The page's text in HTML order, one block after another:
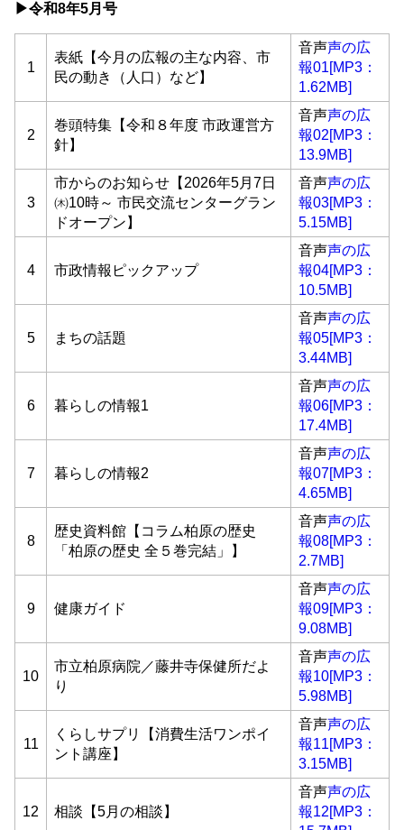
▶令和8年5月号
1
表紙【今月の広報の主な内容、市
民の動き（人口）など】
音声声の広
報01[MP3：
1.62MB]
2
巻頭特集【令和８年度 市政運営方
針】
音声声の広
報02[MP3：
13.9MB]
3
市からのお知らせ【2026年5月7日
㈭10時～ 市民交流センターグラン
ドオープン】
音声声の広
報03[MP3：
5.15MB]
4 市政情報ピックアップ
音声声の広
報04[MP3：
10.5MB]
5 まちの話題
音声声の広
報05[MP3：
3.44MB]
6 暮らしの情報1
音声声の広
報06[MP3：
17.4MB]
7 暮らしの情報2
音声声の広
報07[MP3：
4.65MB]
8
歴史資料館【コラム柏原の歴史
「柏原の歴史 全５巻完結」】
音声声の広
報08[MP3：
2.7MB]
9 健康ガイド
音声声の広
報09[MP3：
9.08MB]
10
市立柏原病院／藤井寺保健所だよ
り
音声声の広
報10[MP3：
5.98MB]
11
くらしサプリ【消費生活ワンポイ
ント講座】
音声声の広
報11[MP3：
3.15MB]
12 相談【5月の相談】
音声声の広
報12[MP3：